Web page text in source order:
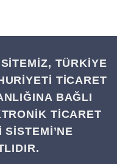
TÜRKİYE
TİCARET
BAĞLI
TİCARET
SİSTEMİ’NE